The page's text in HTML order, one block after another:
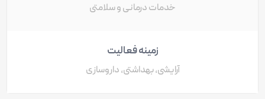
خدمات درمانی و سلامتی
زمینه فعالیت
آرایشی، بهداشتی، داروسازی